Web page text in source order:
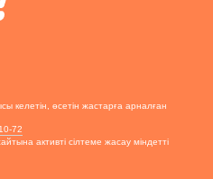
келетін, өсетін жастарға арналған
72
активті сілтеме жасау міндетті